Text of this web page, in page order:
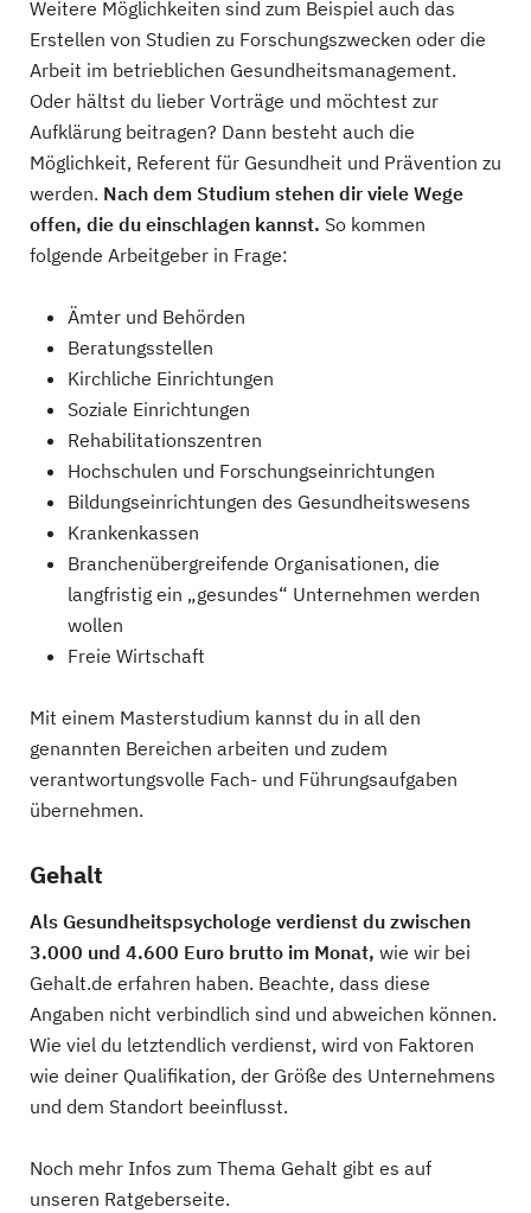
Weitere Möglichkeiten sind zum Beispiel auch das
Erstellen von Studien zu Forschungszwecken oder die
Arbeit im betrieblichen Gesundheitsmanagement.
Oder hältst du lieber Vorträge und möchtest zur
Aufklärung beitragen? Dann besteht auch die
Möglichkeit, Referent für Gesundheit und Prävention zu
werden. Nach dem Studium stehen dir viele Wege
offen, die du einschlagen kannst. So kommen
folgende Arbeitgeber in Frage:
Ämter und Behörden
Beratungsstellen
Kirchliche Einrichtungen
Soziale Einrichtungen
Rehabilitationszentren
Hochschulen und Forschungseinrichtungen
Bildungseinrichtungen des Gesundheitswesens
Krankenkassen
Branchenübergreifende Organisationen, die
langfristig ein „gesundes“ Unternehmen werden
wollen
Freie Wirtschaft
Mit einem Masterstudium kannst du in all den
genannten Bereichen arbeiten und zudem
verantwortungsvolle Fach- und Führungsaufgaben
übernehmen.
Gehalt
Als Gesundheitspsychologe verdienst du zwischen
3.000 und 4.600 Euro brutto im Monat, wie wir bei
Gehalt.de erfahren haben. Beachte, dass diese
Angaben nicht verbindlich sind und abweichen können.
Wie viel du letztendlich verdienst, wird von Faktoren
wie deiner Qualifikation, der Größe des Unternehmens
und dem Standort beeinflusst.
Noch mehr Infos zum Thema Gehalt gibt es auf
unseren Ratgeberseite.